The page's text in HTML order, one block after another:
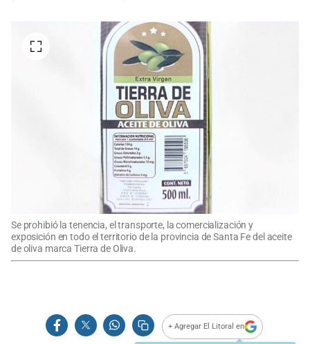
Se prohibió la tenencia, el transporte, la comercialización y
exposición en todo el territorio de la provincia de Santa Fe del aceite
de oliva marca Tierra de Oliva.
+ Agregar El Litoral en